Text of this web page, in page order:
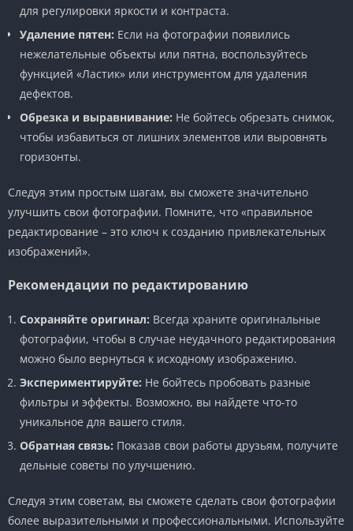
для регулировки яркости и контраста.
Удаление пятен: Если на фотографии появились
нежелательные объекты или пятна, воспользуйтесь
функцией «Ластик» или инструментом для удаления
дефектов.
Обрезка и выравнивание: Не бойтесь обрезать снимок,
чтобы избавиться от лишних элементов или выровнять
горизонты.
Следуя этим простым шагам, вы сможете значительно
улучшить свои фотографии. Помните, что «правильное
редактирование – это ключ к созданию привлекательных
изображений».
Рекомендации по редактированию
Сохраняйте оригинал: Всегда храните оригинальные
фотографии, чтобы в случае неудачного редактирования
можно было вернуться к исходному изображению.
Экспериментируйте: Не бойтесь пробовать разные
фильтры и эффекты. Возможно, вы найдете что-то
уникальное для вашего стиля.
Обратная связь: Показав свои работы друзьям, получите
дельные советы по улучшению.
Следуя этим советам, вы сможете сделать свои фотографии
более выразительными и профессиональными. Используйте